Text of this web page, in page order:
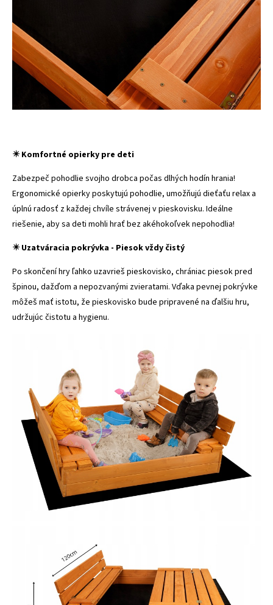
✴️ Komfortné opierky pre deti
Zabezpeč pohodlie svojho drobca počas dlhých hodín hrania!
Ergonomické opierky poskytujú pohodlie, umožňujú dieťaťu relax a
úplnú radosť z každej chvíle strávenej v pieskovisku. Ideálne
riešenie, aby sa deti mohli hrať bez akéhokoľvek nepohodlia!
✴️ Uzatváracia pokrývka - Piesok vždy čistý
Po skončení hry ľahko uzavrieš pieskovisko, chrániac piesok pred
špinou, dažďom a nepozvanými zvieratami. Vďaka pevnej pokrývke
môžeš mať istotu, že pieskovisko bude pripravené na ďalšiu hru,
udržujúc čistotu a hygienu.